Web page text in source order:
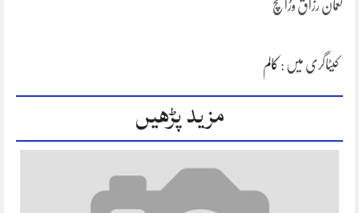
نعمان رزاق وڑائچ
کیٹاگری میں : کالم
مزید پڑھیں